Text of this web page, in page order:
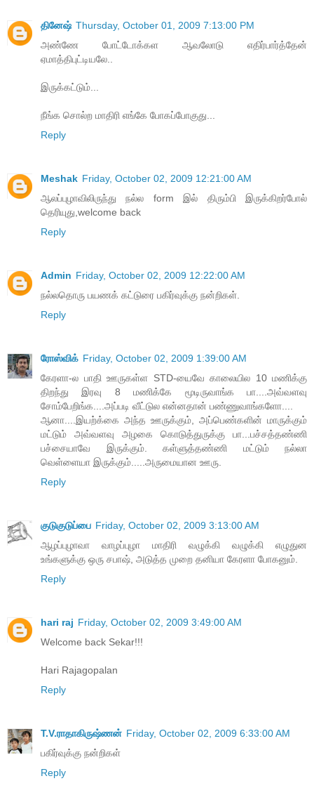
தினேஷ் Thursday, October 01, 2009 7:13:00 PM
அண்ணே போட்டோக்கள ஆவலோடு எதிர்பார்த்தேன்
ஏமாத்திபுட்டியலே..
இருக்கட்டும்...
நீங்க சொல்ற மாதிரி எங்கே போகப்போகுது...
Reply
Meshak Friday, October 02, 2009 12:21:00 AM
ஆலப்புழாவிலிருந்து நல்ல form இல் திரும்பி இருக்கிறர்போல்
தெரியுது,welcome back
Reply
Admin Friday, October 02, 2009 12:22:00 AM
நல்லதொரு பயணக் கட்டுரை பகிர்வுக்கு நன்றிகள்.
Reply
ரோஸ்விக் Friday, October 02, 2009 1:39:00 AM
கேரளா-ல பாதி ஊருகள்ள STD-யைவே காலையில 10 மணிக்கு
திறந்து இரவு 8 மணிக்கே மூடிருவாங்க பா....அவ்வளவு
சோம்பேறிங்க....அப்படி வீட்டுல என்னதான் பண்ணுவாங்களோ....
ஆனா....இயற்க்கை அந்த ஊருக்கும், அப்பெண்களின் மாருக்கும்
மட்டும் அவ்வளவு அழகை கொடுத்துருக்கு பா...பச்சத்தண்ணி
பச்சையாவே இருக்கும். கள்ளுத்தண்ணி மட்டும் நல்லா
வெள்ளையா இருக்கும்.....அருமையான ஊரு.
Reply
குடுகுடுப்பை Friday, October 02, 2009 3:13:00 AM
ஆழப்புழாவா வாழப்புழா மாதிரி வழுக்கி வழுக்கி எழுதுன
உங்களுக்கு ஒரு சபாஷ், அடுத்த முறை தனியா கேரளா போகனும்.
Reply
hari raj Friday, October 02, 2009 3:49:00 AM
Welcome back Sekar!!!
Hari Rajagopalan
Reply
T.V.ராதாகிருஷ்ணன் Friday, October 02, 2009 6:33:00 AM
பகிர்வுக்கு நன்றிகள்
Reply